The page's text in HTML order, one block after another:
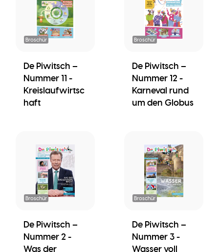
Broschür
De Piwitsch –
Nummer 11 -
Kreislaufwirtsc
haft
Broschür
De Piwitsch –
Nummer 12 -
Karneval rund
um den Globus
Broschür
De Piwitsch –
Nummer 2 -
Was der
Broschür
De Piwitsch –
Nummer 3 -
Wasser voll